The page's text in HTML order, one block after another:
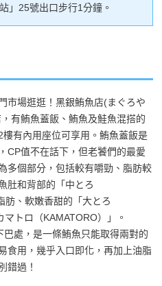
」25號出口步行1分鐘。
市場逛逛！黑銀鮪魚店(まぐろや
有鮪魚蓋飯、鮪魚及鮭魚混搭的
有內用座位可享用。鮪魚蓋飯是
CP值不在話下，但老饕們的最愛
多個部分，包括較有嚼勁、脂肪較
肚和背部的「中とろ
肪、軟嫩香甜的「大とろ
トロ（KAMATORO）」。
處，是一條鮪魚只能取得兩對的
食用，幾乎入口即化，再加上油脂
錯過！